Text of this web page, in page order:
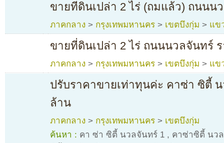
ขายทีดินเปล่า 2 ไร่ (ถมแล้ว) ถนนน
ภาคกลาง > กรุงเทพมหานคร > เขตบึงกุ่ม > แข
ขายที่ดินเปล่า 2 ไร่ ถนนนวลจันทร์
ภาคกลาง > กรุงเทพมหานคร > เขตบึงกุ่ม > แข
ปรับราคาขายเท่าทุนค่ะ คาซ่า ซิตี้ น
ล้าน
ภาคกลาง > กรุงเทพมหานคร > เขตบึงกุ่ม
ค้นหา : คา ซ่า ซิตี้ นวลจันทร์ 1 , คาซ่าซิตี้ นว